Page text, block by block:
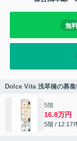
無
Dolce Vita 浅草橋の募
5階
16.8万円
5階 / 12.17